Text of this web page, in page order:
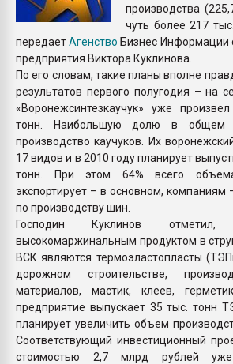
производства
чуть более 217
передаетАгенство Бизнес Информации
предприятия Виктора Куклинова.
По его словам, такие планы вполне
результатов первого полугодия – на
«Воронежсинтезкаучук» уже
тонн. Наибольшую долю в общем
производство каучуков. Их
17 видов и в 2010 году планирует
тонн. При этом 64% всего
экспортирует – в основном,
по производству шин.
Господин Куклинов
высокомаржинальным продуктом в
ВСК являются термоэластопласты
дорожном строительстве,
материалов, мастик, клеев,
предприятие выпускает 35 тыс. тонн
планирует увеличить объем
Соответствующий инвестиционный
стоимостью 2,7 млрд рублей